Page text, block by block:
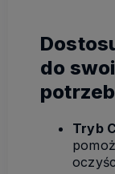
do
Tryb